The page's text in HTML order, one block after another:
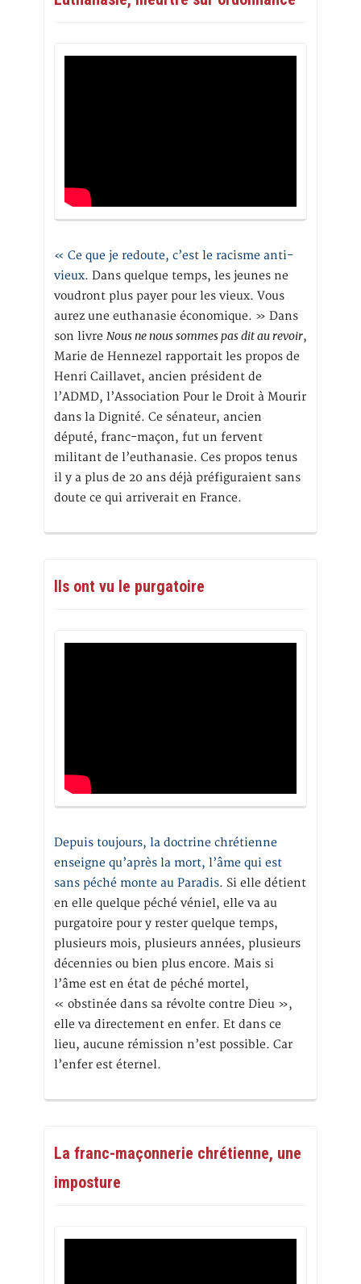
« Ce que je redoute, c’est le racisme anti-
vieux. Dans quelque temps, les jeunes ne
voudront plus payer pour les vieux. Vous
aurez une euthanasie économique. » Dans
son livre Nous ne nous sommes pas dit au revoir,
Marie de Hennezel rapportait les propos de
Henri Caillavet, ancien président de
l’ADMD, l’Association Pour le Droit à Mourir
dans la Dignité. Ce sénateur, ancien
député, franc-maçon, fut un fervent
militant de l’euthanasie. Ces propos tenus
il y a plus de 20 ans déjà préfiguraient sans
doute ce qui arriverait en France.
Ils ont vu le purgatoire
Depuis toujours, la doctrine chrétienne
enseigne qu’après la mort, l’âme qui est
sans péché monte au Paradis. Si elle détient
en elle quelque péché véniel, elle va au
purgatoire pour y rester quelque temps,
plusieurs mois, plusieurs années, plusieurs
décennies ou bien plus encore. Mais si
l’âme est en état de péché mortel,
« obstinée dans sa révolte contre Dieu »,
elle va directement en enfer. Et dans ce
lieu, aucune rémission n’est possible. Car
l’enfer est éternel.
La franc-maçonnerie chrétienne, une
imposture